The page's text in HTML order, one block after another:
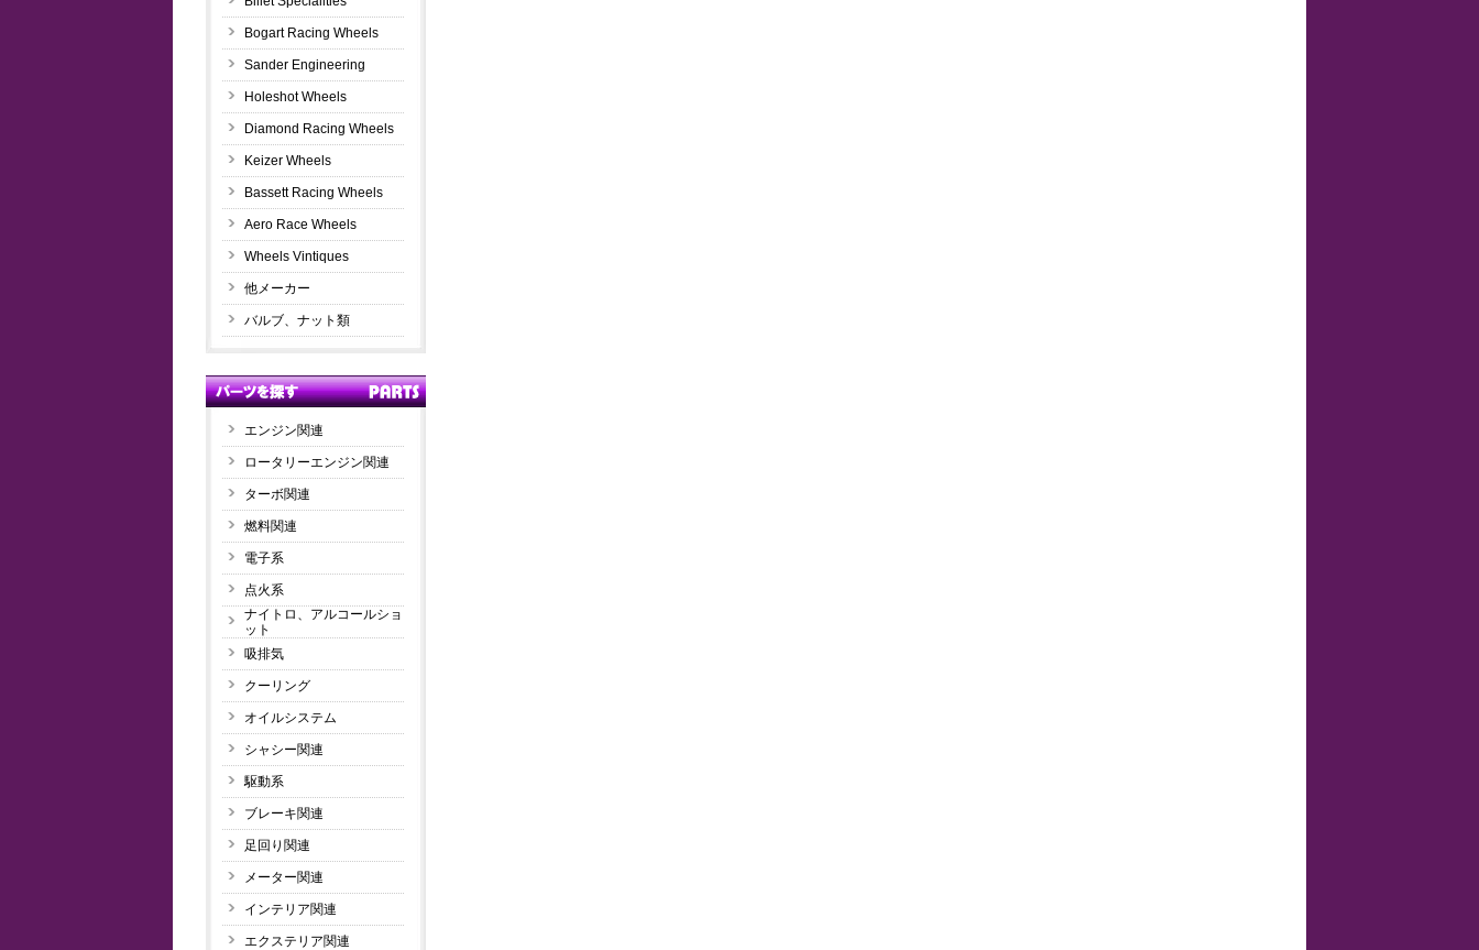
Bogart Racing Wheels
Sander Engineering
Holeshot Wheels
Diamond Racing Wheels
Keizer Wheels
Bassett Racing Wheels
Aero Race Wheels
Wheels Vintiques
他メーカー
バルブ、ナット類
エンジン関連
ロータリーエンジン関連
ターボ関連
燃料関連
電子系
点火系
ナイトロ、アルコールショ
ット
吸排気
クーリング
オイルシステム
シャシー関連
駆動系
ブレーキ関連
足回り関連
メーター関連
インテリア関連
エクステリア関連